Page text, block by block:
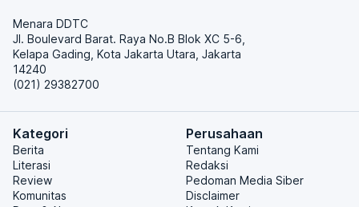
Menara DDTC
Jl. Boulevard Barat. Raya No.B Blok XC 5-6,
Kelapa Gading, Kota Jakarta Utara, Jakarta
14240
(021) 29382700
Kategori
Berita
Literasi
Review
Komunitas
Perusahaan
Tentang Kami
Redaksi
Pedoman Media Siber
Disclaimer